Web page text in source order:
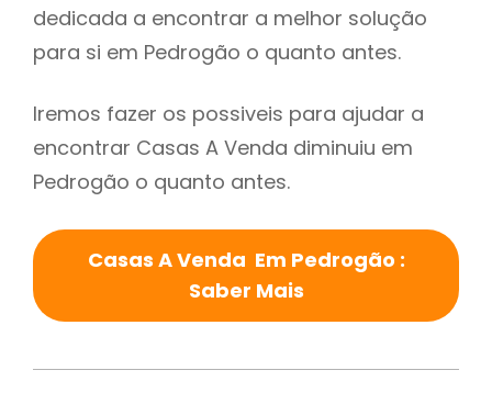
dedicada a encontrar a melhor solução
para si em Pedrogão o quanto antes.
Iremos fazer os possiveis para ajudar a
encontrar Casas A Venda diminuiu em
Pedrogão o quanto antes.
Casas A Venda Em Pedrogão :
Saber Mais